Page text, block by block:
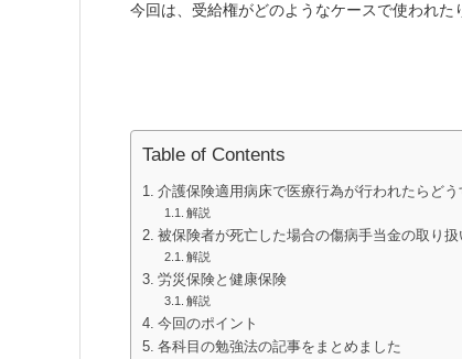
今回は、受給権がどのようなケースで使われた
Table of Contents
介護保険適用病床で医療行為が行われたらどう
解説
被保険者が死亡した場合の傷病手当金の取り扱
解説
労災保険と健康保険
解説
今回のポイント
各科目の勉強法の記事をまとめました